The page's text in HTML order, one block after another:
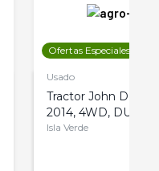
Ofertas Especiales
Usado
Tractor John Deere
2014, 4WD, DUAL
Isla Verde